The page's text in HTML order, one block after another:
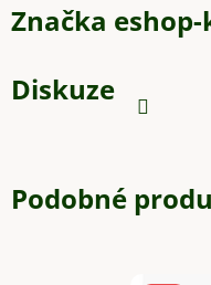
Značka
Diskuze
Podobné